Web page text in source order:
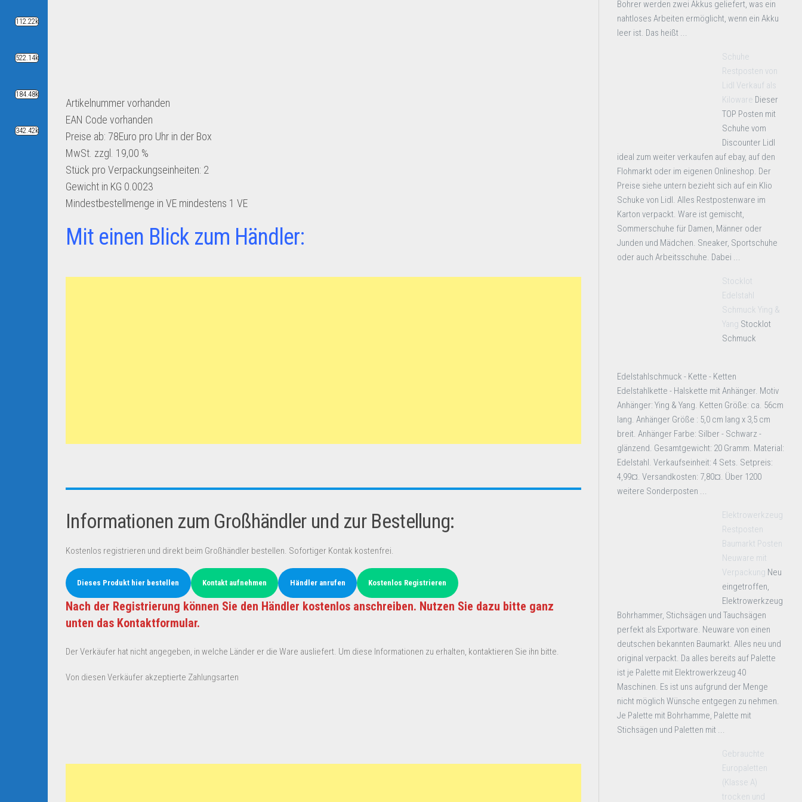
Artikelnummervorhanden
EAN Code vorhanden
Preise ab: 78Euro pro Uhr in der Box
MwSt. zzgl. 19,00 %
Stück pro Verpackungseinheiten: 2
Gewicht in KG 0.0023
Mindestbestellmenge in VE mindestens 1 VE
Mit einen Blick zum Händler:
Informationen zum Großhändler und zur Bestellung:
Kostenlos registrieren und direkt beim Großhändler bestellen. Sofortiger Kontak kostenfrei.
Dieses Produkt hier bestellen Kontakt aufnehmen Händler anrufen Kostenlos Registrieren
Nach der Registrierung können Sie den Händler kostenlos anschreiben. Nutzen Sie dazu bitte ganz
unten das Kontaktformular.
Der Verkäufer hat nicht angegeben, in welche Länder er die Ware ausliefert. Um diese Informationen zu erhalten, kontaktieren Sie ihn bitte.
Von diesen Verkäufer akzeptierte Zahlungsarten
Bohrer werden zwei Akkus geliefert, was ein
nahtloses Arbeiten ermöglicht, wenn ein Akku
leer ist. Das heißt ...
Schuhe
Restposten von
Lidl Verkauf als
Kiloware Dieser
TOP Posten mit
Schuhe vom
Discounter Lidl
ideal zum weiter verkaufen auf ebay, auf den
Flohmarkt oder im eigenen Onlineshop. Der
Preise siehe untern bezieht sich auf ein Klio
Schuke von Lidl. Alles Restpostenware im
Karton verpackt. Ware ist gemischt,
Sommerschuhe für Damen, Männer oder
Junden und Mädchen. Sneaker, Sportschuhe
oder auch Arbeitsschuhe. Dabei ...
Stocklot
Edelstahl
Schmuck Ying &
Yang Stocklot
Schmuck
Edelstahlschmuck - Kette - Ketten
Edelstahlkette - Halskette mit Anhänger. Motiv
Anhänger: Ying & Yang. Ketten Größe: ca. 56cm
lang. Anhänger Größe : 5,0 cm lang x 3,5 cm
breit. Anhänger Farbe: Silber - Schwarz -
glänzend. Gesamtgewicht: 20 Gramm. Material:
Edelstahl. Verkaufseinheit: 4 Sets. Setpreis:
4,99¤. Versandkosten: 7,80¤. Über 1200
weitere Sonderposten ...
Elektrowerkzeug
Restposten
Baumarkt Posten
Neuware mit
Verpackung Neu
eingetroffen,
Elektrowerkzeug
Bohrhammer, Stichsägen und Tauchsägen
perfekt als Exportware. Neuware von einen
deutschen bekannten Baumarkt. Alles neu und
original verpackt. Da alles bereits auf Palette
ist je Palette mit Elektrowerkzeug 40
Maschinen. Es ist uns aufgrund der Menge
nicht möglich Wünsche entgegen zu nehmen.
Je Palette mit Bohrhamme, Palette mit
Stichsägen und Paletten mit ...
Gebrauchte
Europaletten
(Klasse A)
trocken und
112.22k
522.14k
184.48k
342.42k